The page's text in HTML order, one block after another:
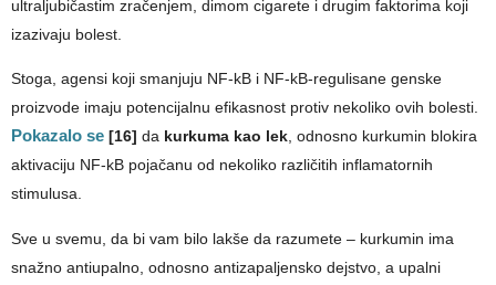
ultraljubičastim zračenjem, dimom cigarete i drugim faktorima koji
izazivaju bolest.
Stoga, agensi koji smanjuju NF-kB i NF-kB-regulisane genske
proizvode imaju potencijalnu efikasnost protiv nekoliko ovih bolesti.
Pokazalo se [16] da kurkuma kao lek, odnosno kurkumin blokira
aktivaciju NF-kB pojačanu od nekoliko različitih inflamatornih
stimulusa.
Sve u svemu, da bi vam bilo lakše da razumete – kurkumin ima
snažno antiupalno, odnosno antizapaljensko dejstvo, a upalni